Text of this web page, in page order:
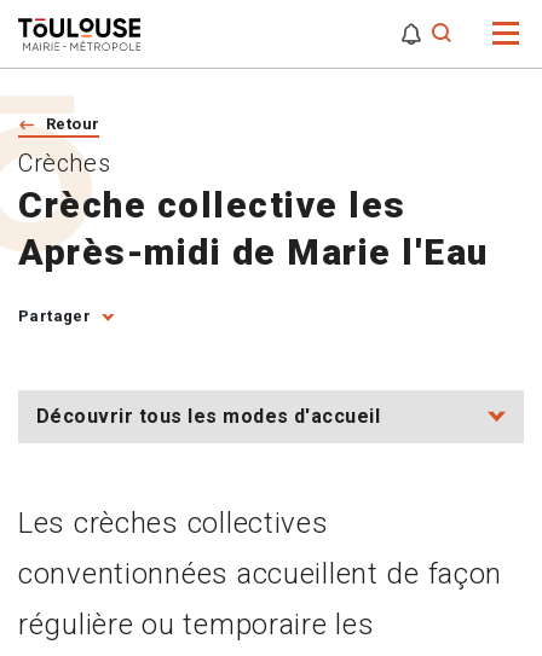
Retour
Crèche collective les
Après-midi de Marie l'Eau
Crèches
Partager
Découvrir tous les modes d'accueil
Les crèches collectives
conventionnées accueillent de façon
régulière ou temporaire les